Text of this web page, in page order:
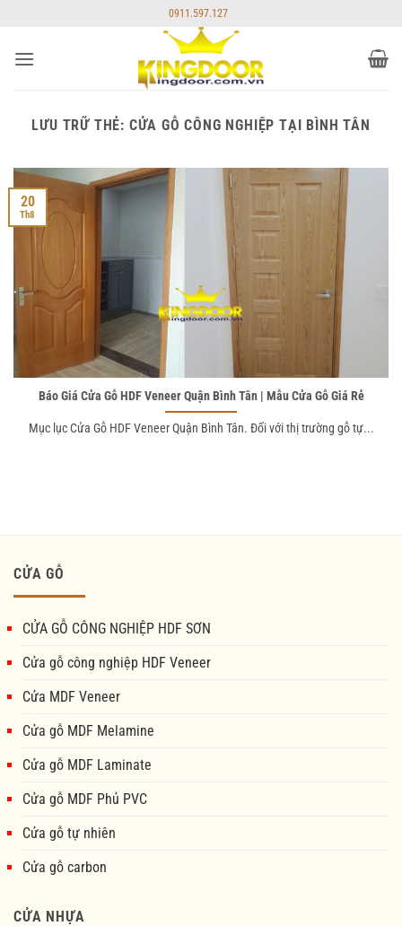
nội
0911.597.127
LƯU TRỮ THẺ: CỬA GỖ CÔNG NGHIỆP TẠI BÌNH TÂN
Báo Giá Cửa Gỗ HDF Veneer Quận Bình Tân | Mẫu Cửa Gỗ Giá Rẻ
Mục lục Cửa Gỗ HDF Veneer Quận Bình Tân. Đối với thị trường gỗ tự...
20
Th8
CỬA GỖ
CỬA GỖ CÔNG NGHIỆP HDF SƠN
Cửa gỗ công nghiệp HDF Veneer
Cửa MDF Veneer
Cửa gỗ MDF Melamine
Cửa gỗ MDF Laminate
Cửa gỗ MDF Phủ PVC
Cửa gỗ tự nhiên
Cửa gỗ carbon
CỬA NHỰA